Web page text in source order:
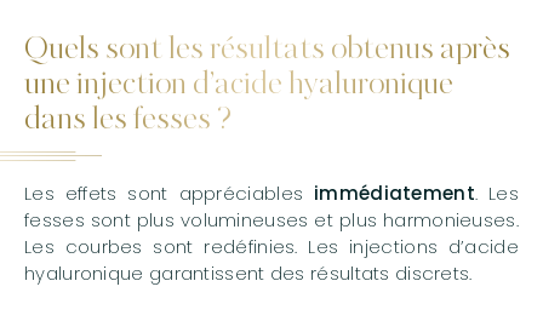
Quels sont les résultats obtenus après
une injection d’acide hyaluronique
dans les fesses ?
Les effets sont appréciables immédiatement. Les
fesses sont plus volumineuses et plus harmonieuses.
Les courbes sont redéfinies. Les injections d’acide
hyaluronique garantissent des résultats discrets.